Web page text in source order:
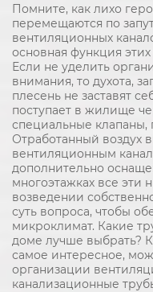
Помните, как лихо
перемещаются по
вентиляционных
основная функция
Если не уделить
внимания, то духота,
плесень не заставят
поступает в жилище
специальные
Отработанный воздух
вентиляционным
дополнительно
многоэтажках все эти
возведении
суть вопроса, чтобы
микроклимат. Какие
доме лучше выбрать?
самое интересное,
организации
канализационные